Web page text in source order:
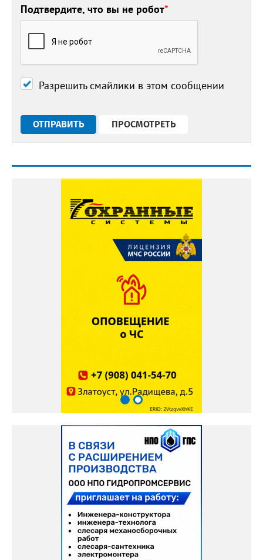
Подтвердите, что вы не робот*
Разрешить смайлики в этом сообщении